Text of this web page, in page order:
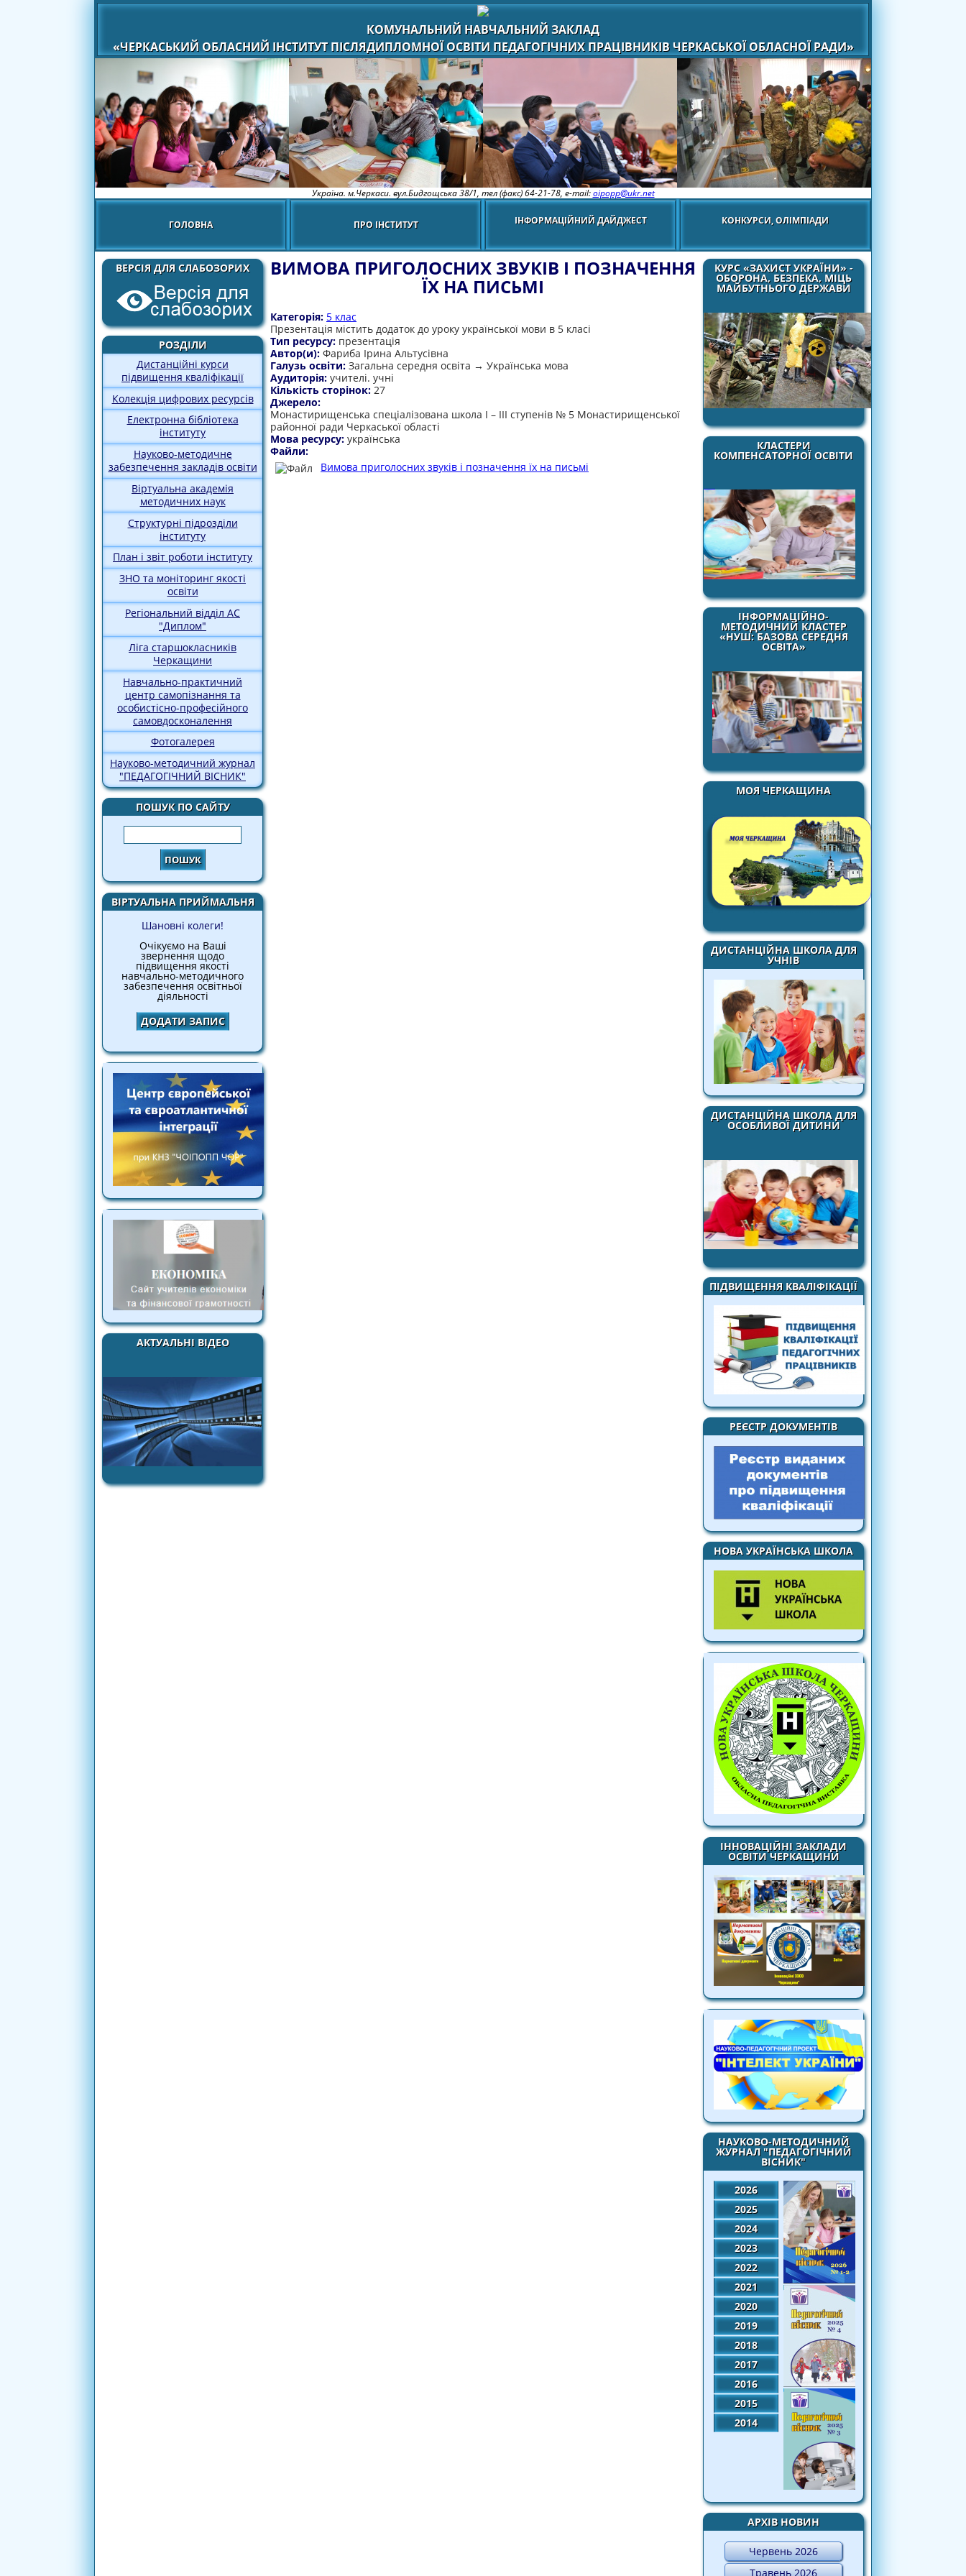
КОМУНАЛЬНИЙ НАВЧАЛЬНИЙ ЗАКЛАД
«ЧЕРКАСЬКИЙ ОБЛАСНИЙ ІНСТИТУТ ПІСЛЯДИПЛОМНОЇ ОСВІТИ ПЕДАГОГІЧНИХ ПРАЦІВНИКІВ ЧЕРКАСЬКОЇ ОБЛАСНОЇ РАДИ»
Україна. м.Черкаси. вул.Бидгощська 38/1, тел (факс) 64-21-78, e-mail:oipopp@ukr.net
ГОЛОВНА ПРО ІНСТИТУТ ІНФОРМАЦІЙНИЙ ДАЙДЖЕСТ КОНКУРСИ, ОЛІМПІАДИ
ВЕРСІЯ ДЛЯ СЛАБОЗОРИХ
РОЗДІЛИ
Дистанційні курси
підвищення кваліфікації
Колекція цифрових ресурсів
Електронна бібліотека
інституту
Науково-методичне
забезпечення закладів освіти
Віртуальна академія
методичних наук
Структурні підрозділи
інституту
План і звіт роботи інституту
ЗНО та моніторинг якості
освіти
Регіональний відділ АС
"Диплом"
Ліга старшокласників
Черкащини
Навчально-практичний
центр самопізнання та
особистісно-професійного
самовдосконалення
Фотогалерея
Науково-методичний журнал
"ПЕДАГОГІЧНИЙ ВІСНИК"
ПОШУК ПО САЙТУ
Пошук
ВІРТУАЛЬНА ПРИЙМАЛЬНЯ
Шановні колеги!
Очікуємо на Ваші
звернення щодо
підвищення якості
навчально-методичного
забезпечення освітньої
діяльності
ДОДАТИ ЗАПИС
АКТУАЛЬНІ ВІДЕО
КУРС «ЗАХИСТ УКРАЇНИ» -
ОБОРОНА, БЕЗПЕКА, МІЦЬ
МАЙБУТНЬОГО ДЕРЖАВИ
КЛАСТЕРИ
КОМПЕНСАТОРНОЇ ОСВІТИ
ІНФОРМАЦІЙНО-
МЕТОДИЧНИЙ КЛАСТЕР
«НУШ: БАЗОВА СЕРЕДНЯ
ОСВІТА»
МОЯ ЧЕРКАЩИНА
ДИСТАНЦІЙНА ШКОЛА ДЛЯ
УЧНІВ
ДИСТАНЦІЙНА ШКОЛА ДЛЯ
ОСОБЛИВОЇ ДИТИНИ
ПІДВИЩЕННЯ КВАЛІФІКАЦІЇ
РЕЄСТР ДОКУМЕНТІВ
НОВА УКРАЇНСЬКА ШКОЛА
ІННОВАЦІЙНІ ЗАКЛАДИ
ОСВІТИ ЧЕРКАЩИНИ
НАУКОВО-МЕТОДИЧНИЙ
ЖУРНАЛ "ПЕДАГОГІЧНИЙ
ВІСНИК"
2026
2025
2024
2023
2022
2021
2020
2019
2018
2017
2016
2015
2014
АРХІВ НОВИН
Червень 2026
Травень 2026
ВИМОВА ПРИГОЛОСНИХ ЗВУКІВ І ПОЗНАЧЕННЯ
ЇХ НА ПИСЬМІ
Категорія: 5 клас
Презентація містить додаток до уроку української мови в 5 класі
Тип ресурсу: презентація
Автор(и): Фариба Ірина Альтусівна
Галузь освіти: Загальна середня освіта → Українська мова
Аудиторія: учителі. учні
Кількість сторінок: 27
Джерело:
Монастирищенська спеціалізована школа І – ІІІ ступенів № 5 Монастирищенської
районної ради Черкаської області
Мова ресурсу: українська
Файли:
Вимова приголосних звуків і позначення їх на письмі